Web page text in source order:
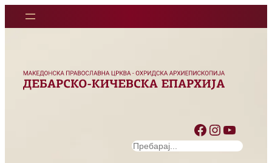
Facebook Instagram YouTube
S